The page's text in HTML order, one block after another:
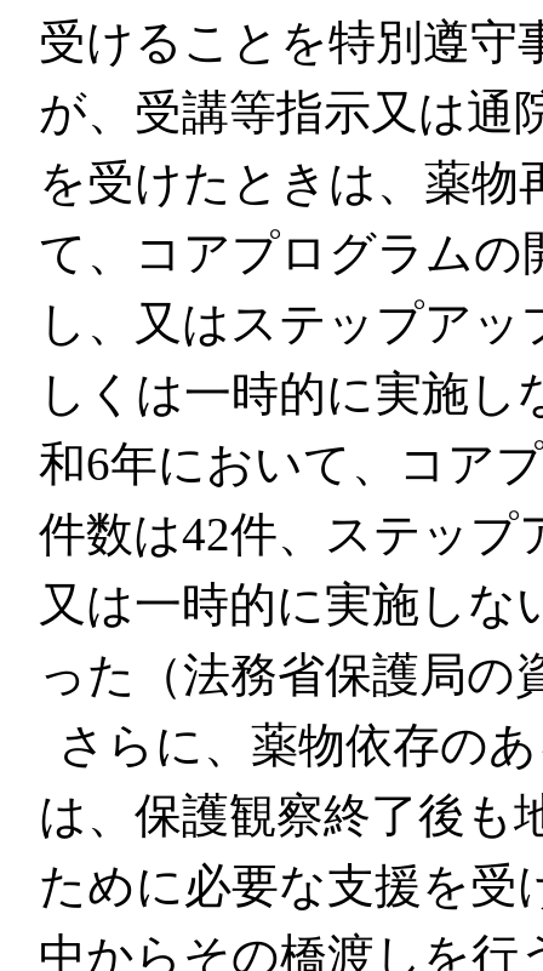
受けることを特別遵守
が、受講等指示又は通
を受けたときは、薬物
て、コアプログラムの
し、又はステップア
しくは一時的に実施
和6年において、コア
件数は42件、ステッ
又は一時的に実施しな
った（法務省保護局の
さらに、薬物依存の
は、保護観察終了後も
ために必要な支援を受
中からその橋渡しを行